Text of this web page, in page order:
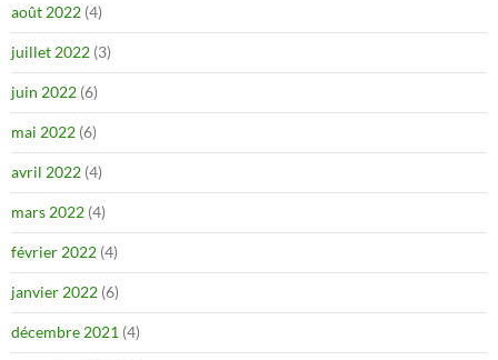
août 2022 (4)
juillet 2022 (3)
juin 2022 (6)
mai 2022 (6)
avril 2022 (4)
mars 2022 (4)
février 2022 (4)
janvier 2022 (6)
décembre 2021 (4)